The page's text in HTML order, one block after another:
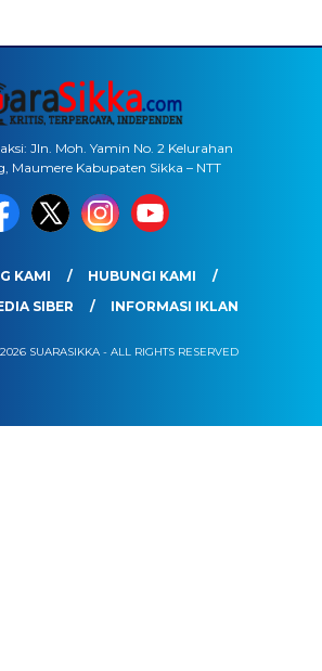
Jln. Moh. Yamin No. 2 Kelurahan
Maumere Kabupaten Sikka – NTT
KAMI
HUBUNGI KAMI
SIBER
INFORMASI IKLAN
SUARASIKKA - ALL RIGHTS RESERVED